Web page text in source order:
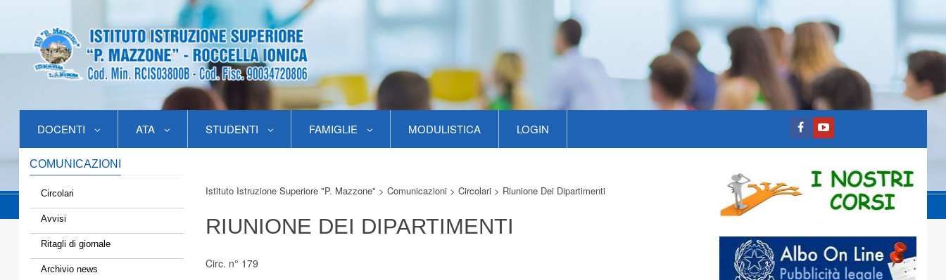
DOCENTI ATA STUDENTI FAMIGLIE MODULISTICA LOGIN
COMUNICAZIONI
Circolari
Avvisi
Ritagli di giornale
Archivio news
Istituto Istruzione Superiore "P. Mazzone" > Comunicazioni > Circolari > Riunione Dei Dipartimenti
RIUNIONE DEI DIPARTIMENTI
Circ. n° 179